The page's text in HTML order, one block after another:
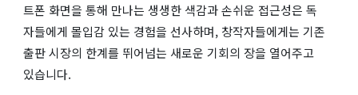
트폰 화면을 통해 만나는 생생한 색감과 손쉬운 접근성은 독
자들에게 몰입감 있는 경험을 선사하며, 창작자들에게는 기존
출판 시장의 한계를 뛰어넘는 새로운 기회의 장을 열어주고
있습니다.